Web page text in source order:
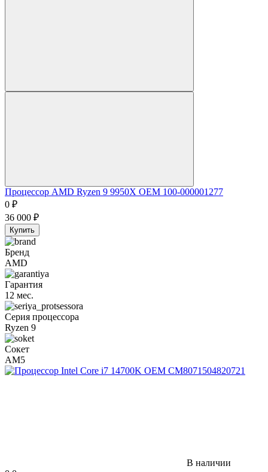
Процессор AMD Ryzen 9 9950X OEM 100-000001277
0 ₽
36 000 ₽
Купить
Бренд
AMD
Гарантия
12 мес.
Серия процессора
Ryzen 9
Сокет
AM5
В наличии